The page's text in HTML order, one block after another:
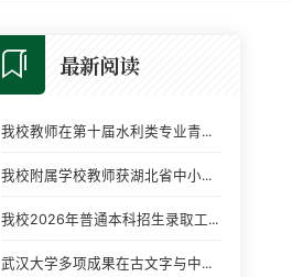
最新阅读
我校教师在第十届水利类专业青...
我校附属学校教师获湖北省中小...
我校2026年普通本科招生录取工...
武汉大学多项成果在古文字与中...